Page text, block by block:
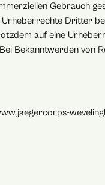
Gebrauch
Dritter
auf eine
Bekanntwerden von